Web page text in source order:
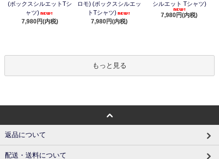
(ボックスシルエットTシ
ャツ)
7,980円(内税)
ロモ) (ボックスシルエッ
トTシャツ)
7,980円(内税)
シルエット Tシャツ)
7,980円(内税)
もっと見る
返品について
配送・送料について